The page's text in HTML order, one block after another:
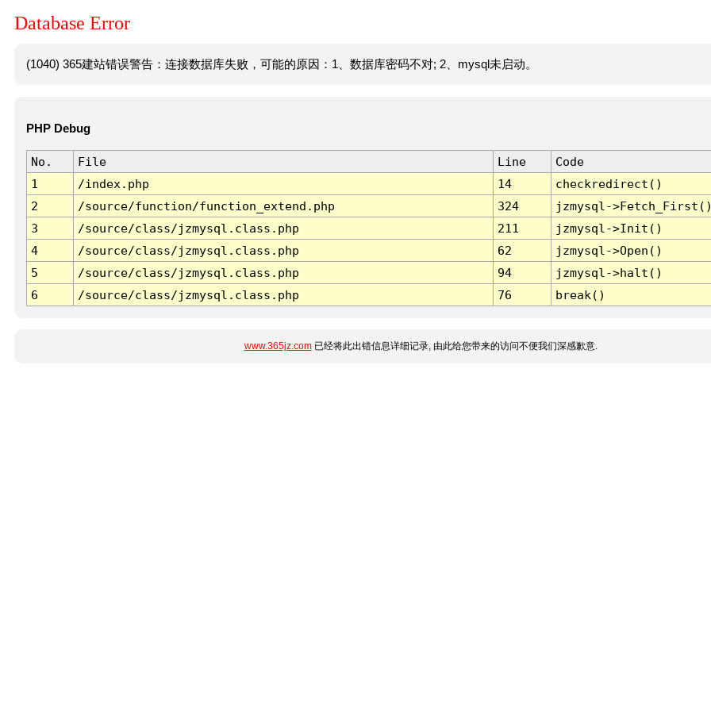
Database Error
(1040) 365建站错误警告：连接数据库失败，可能的原因：1、数据库密码不对; 2、mysql未启动。
PHP Debug
No. File Line
Code
1
/index.php 14
checkredirect()
2
/source/function/function_extend.php 324
jzmysql-
3
/source/class/jzmysql.class.php 211
jzmysql->Init()
4
/source/class/jzmysql.class.php 62
jzmysql->Open()
5
/source/class/jzmysql.class.php 94
jzmysql->halt()
6
/source/class/jzmysql.class.php 76 break()
www.365jz.com已经将此出错信息详细记录, 由此给您带来的访问不便我们深感歉意.